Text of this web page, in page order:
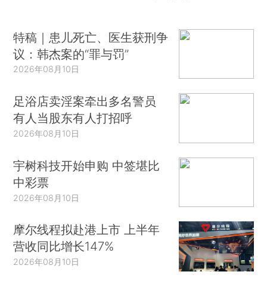
特稿｜患儿死亡、医生获刑争
议：韩杰案的“罪与罚”
2026年08月10日
足浴店卖淫案牵出多名警员
有人当股东有人打招呼
2026年08月10日
宇树科技开始申购 中签堪比
中彩票
2026年08月10日
摩尔线程拟赴港上市 上半年
营收同比增长147%
2026年08月10日